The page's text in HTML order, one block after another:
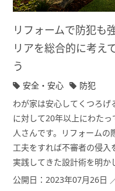
リフォームで防犯も
リアを総合的に考え
う
安全・安心
防犯
わが家は安心してくつろ
に対して20年以上にわた
人さんです。リフォームの
工夫をすれば不審者の侵
実践してきた設計術を明か
は建物と外構を一体に考え
公開日：2023年07月26日